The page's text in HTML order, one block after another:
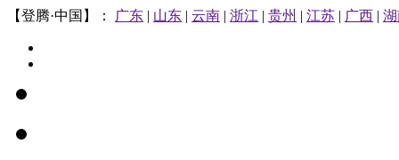
【登腾·中国】： 广东 | 山东 | 云南 | 浙江 | 贵州 | 江苏 | 广西 |